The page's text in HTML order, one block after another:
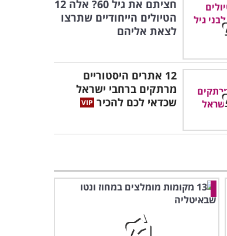
חציתם את גיל 60? אלה 12
הטיולים הייחודיים שתרצו
לצאת אליהם
12 אתרים היסטוריים
מרתקים ברחבי ישראל
שכדאי לכם להכיר